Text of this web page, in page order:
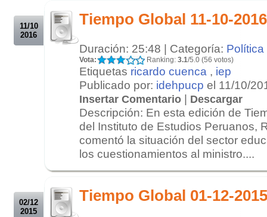
11/10
2016
Tiempo Global 11-10-
Duración: 25:48 | Categoría: Política
Vota: Ranking: 3.1/5.0 (56 votos)
Etiquetas ricardo cuenca , iep
Publicado por: idehpucp el 11/10/
Insertar Comentario | Descargar
Descripción: En esta edición de
del Instituto de Estudios Peruanos,
comentó la situación del sector
los cuestionamientos al ministro....
02/12
2015
Tiempo Global 01-12-